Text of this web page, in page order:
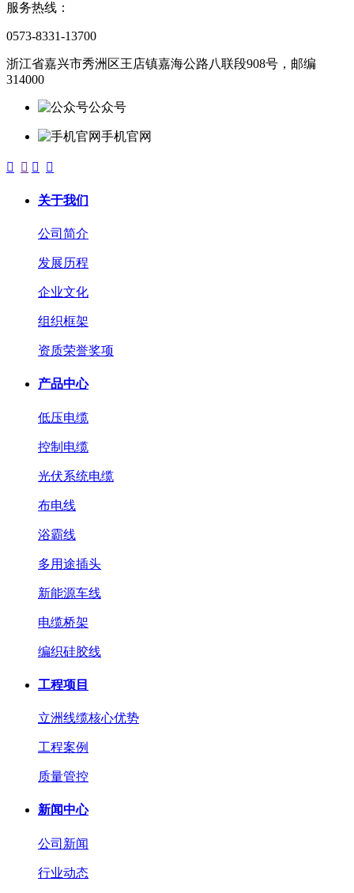
服务热线：
0573-8331-13700
浙江省嘉兴市秀洲区王店镇嘉海公路八联段908号，邮编
314000
公众号
手机官网
   
关于我们
公司简介
发展历程
企业文化
组织框架
资质荣誉奖项
产品中心
低压电缆
控制电缆
光伏系统电缆
布电线
浴霸线
多用途插头
新能源车线
电缆桥架
编织硅胶线
工程项目
立洲线缆核心优势
工程案例
质量管控
新闻中心
公司新闻
行业动态